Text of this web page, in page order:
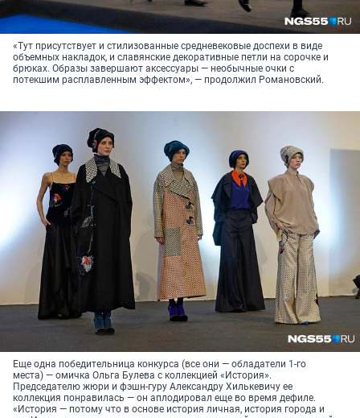
«Тут присутствует и стилизованные средневековые доспехи в виде
объемных накладок, и славянские декоративные петли на сорочке и
брюках. Образы завершают аксессуары — необычные очки с
потекшим расплавленным эффектом», — продолжил Романовский.
Еще одна победительница конкурса (все они — обладатели 1-го
места) — омичка Ольга Булева с коллекцией «История».
Председателю жюри и фэшн-гуру Александру Хилькевичу ее
коллекция понравилась — он аплодировал еще во время дефиле.
«История — потому что в основе история личная, история города и